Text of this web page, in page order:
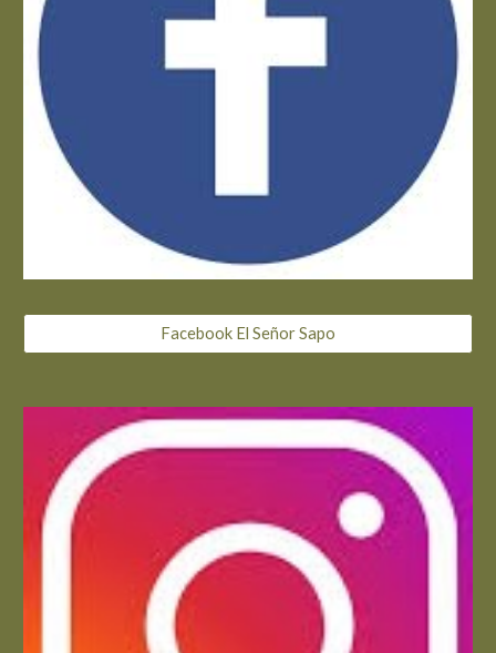
Facebook El Señor Sapo